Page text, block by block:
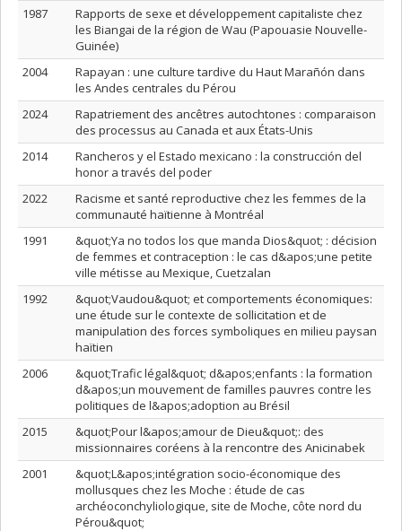
1987
Rapports de sexe et développement capitaliste chez
les Biangai de la région de Wau (Papouasie Nouvelle-
Guinée)
2004
Rapayan : une culture tardive du Haut Marañón dans
les Andes centrales du Pérou
2024
Rapatriement des ancêtres autochtones : comparaison
des processus au Canada et aux États-Unis
2014
Rancheros y el Estado mexicano : la construcción del
honor a través del poder
2022
Racisme et santé reproductive chez les femmes de la
communauté haïtienne à Montréal
1991
&quot;Ya no todos los que manda Dios&quot; : décision
de femmes et contraception : le cas d&apos;une petite
ville métisse au Mexique, Cuetzalan
1992
&quot;Vaudou&quot; et comportements économiques:
une étude sur le contexte de sollicitation et de
manipulation des forces symboliques en milieu paysan
haïtien
2006
&quot;Trafic légal&quot; d&apos;enfants : la formation
d&apos;un mouvement de familles pauvres contre les
politiques de l&apos;adoption au Brésil
2015
&quot;Pour l&apos;amour de Dieu&quot;: des
missionnaires coréens à la rencontre des Anicinabek
2001
&quot;L&apos;intégration socio-économique des
mollusques chez les Moche : étude de cas
archéoconchyliologique, site de Moche, côte nord du
Pérou&quot;